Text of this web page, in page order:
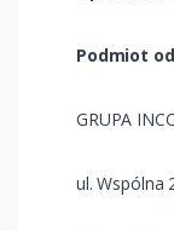
Podmiot
GRUPA
ul. Wspólna